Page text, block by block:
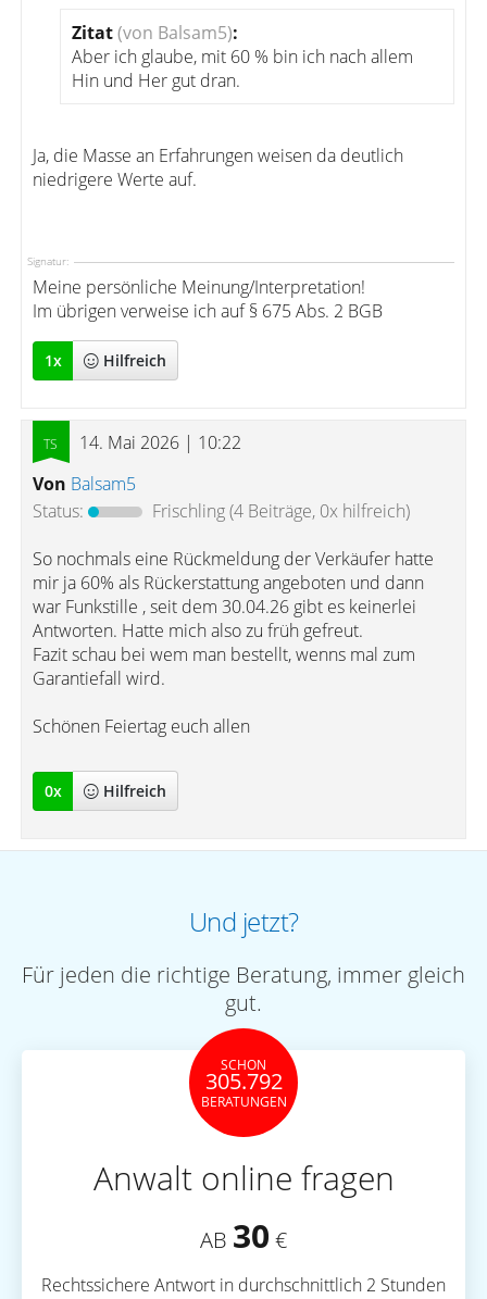
Zitat(von Balsam5):
Aber ich glaube, mit 60 % bin ich nach allem
Hin und Her gut dran.
Ja, die Masse an Erfahrungen weisen da deutlich
niedrigere Werte auf.
Signatur:
Meine persönliche Meinung/Interpretation!
Im übrigen verweise ich auf § 675 Abs. 2 BGB
1x Hilfreich
14. Mai 2026 | 10:22
Von Balsam5
Status:
Frischling(4 Beiträge, 0x hilfreich)
So nochmals eine Rückmeldung der Verkäufer hatte
mir ja 60% als Rückerstattung angeboten und dann
war Funkstille , seit dem 30.04.26 gibt es keinerlei
Antworten. Hatte mich also zu früh gefreut.
Fazit schau bei wem man bestellt, wenns mal zum
Garantiefall wird.
Schönen Feiertag euch allen
0x Hilfreich
Und jetzt?
Für jeden die richtige Beratung, immer gleich
gut.
SCHON
305.792
BERATUNGEN
Anwalt online fragen
AB 30 €
Rechtssichere Antwort in durchschnittlich 2 Stunden